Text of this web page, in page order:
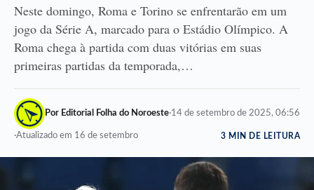
Neste domingo, Roma e Torino se enfrentarão em um
jogo da Série A, marcado para o Estádio Olímpico. A
Roma chega à partida com duas vitórias em suas
primeiras partidas da temporada,…
Por Editorial Folha do Noroeste·14 de setembro de 2025, 06:56
·Atualizado em 16 de setembro 3 MIN DE LEITURA